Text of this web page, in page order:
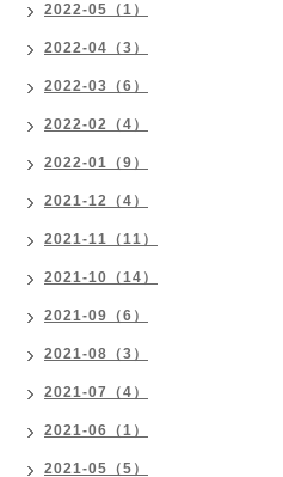
2022-05（1）
2022-04（3）
2022-03（6）
2022-02（4）
2022-01（9）
2021-12（4）
2021-11（11）
2021-10（14）
2021-09（6）
2021-08（3）
2021-07（4）
2021-06（1）
2021-05（5）